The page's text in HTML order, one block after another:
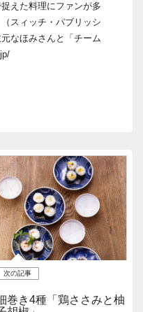
えた料理にファンが多
スィッチ・パブリッシ
なほみさんと「チーム
次の記事
巻き4種「鶏ささみと柚